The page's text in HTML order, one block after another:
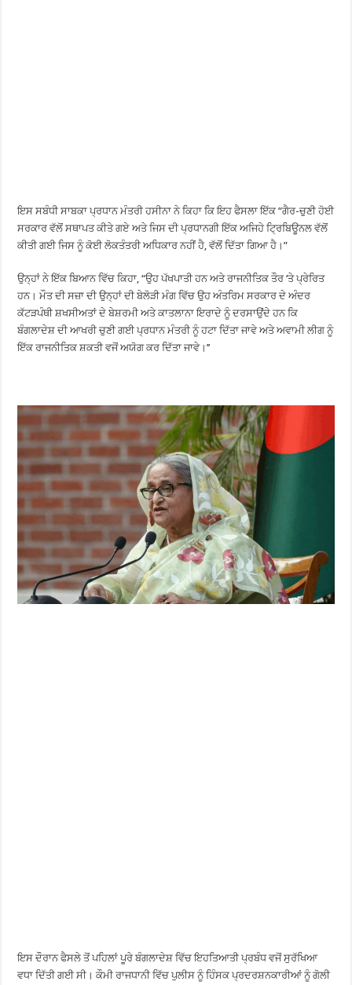
ਇਸ ਸਬੰਧੀ ਸਾਬਕਾ ਪ੍ਰਧਾਨ ਮੰਤਰੀ ਹਸੀਨਾ ਨੇ ਕਿਹਾ ਕਿ ਇਹ ਫੈਸਲਾ ਇੱਕ “ਗੈਰ-ਚੁਣੀ ਹੋਈ
ਸਰਕਾਰ ਵੱਲੋਂ ਸਥਾਪਤ ਕੀਤੇ ਗਏ ਅਤੇ ਜਿਸ ਦੀ ਪ੍ਰਧਾਨਗੀ ਇੱਕ ਅਜਿਹੇ ਟ੍ਰਿਬਿਊਨਲ ਵੱਲੋਂ
ਕੀਤੀ ਗਈ ਜਿਸ ਨੂੰ ਕੋਈ ਲੋਕਤੰਤਰੀ ਅਧਿਕਾਰ ਨਹੀਂ ਹੈ, ਵੱਲੋਂ ਦਿੱਤਾ ਗਿਆ ਹੈ।”
ਉਨ੍ਹਾਂ ਨੇ ਇੱਕ ਬਿਆਨ ਵਿੱਚ ਕਿਹਾ, “ਉਹ ਪੱਖਪਾਤੀ ਹਨ ਅਤੇ ਰਾਜਨੀਤਿਕ ਤੌਰ ‘ਤੇ ਪ੍ਰੇਰਿਤ
ਹਨ। ਮੌਤ ਦੀ ਸਜ਼ਾ ਦੀ ਉਨ੍ਹਾਂ ਦੀ ਬੇਲੋੜੀ ਮੰਗ ਵਿੱਚ ਉਹ ਅੰਤਰਿਮ ਸਰਕਾਰ ਦੇ ਅੰਦਰ
ਕੱਟੜਪੰਥੀ ਸ਼ਖਸੀਅਤਾਂ ਦੇ ਬੇਸ਼ਰਮੀ ਅਤੇ ਕਾਤਲਾਨਾ ਇਰਾਦੇ ਨੂੰ ਦਰਸਾਉਂਦੇ ਹਨ ਕਿ
ਬੰਗਲਾਦੇਸ਼ ਦੀ ਆਖਰੀ ਚੁਣੀ ਗਈ ਪ੍ਰਧਾਨ ਮੰਤਰੀ ਨੂੰ ਹਟਾ ਦਿੱਤਾ ਜਾਵੇ ਅਤੇ ਅਵਾਮੀ ਲੀਗ ਨੂੰ
ਇੱਕ ਰਾਜਨੀਤਿਕ ਸ਼ਕਤੀ ਵਜੋਂ ਅਯੋਗ ਕਰ ਦਿੱਤਾ ਜਾਵੇ।’’
ਇਸ ਦੌਰਾਨ ਫੈਸਲੇ ਤੋਂ ਪਹਿਲਾਂ ਪੂਰੇ ਬੰਗਲਾਦੇਸ਼ ਵਿੱਚ ਇਹਤਿਆਤੀ ਪ੍ਰਬੰਧ ਵਜੋਂ ਸੁਰੱਖਿਆ
ਵਧਾ ਦਿੱਤੀ ਗਈ ਸੀ। ਕੌਮੀ ਰਾਜਧਾਨੀ ਵਿੱਚ ਪੁਲੀਸ ਨੂੰ ਹਿੰਸਕ ਪ੍ਰਦਰਸ਼ਨਕਾਰੀਆਂ ਨੂੰ ਗੋਲੀ